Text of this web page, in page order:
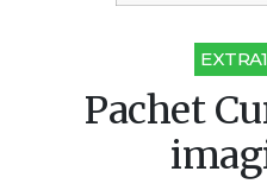
Pachet